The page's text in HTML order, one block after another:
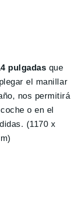
pulgadas que
el manillar
nos permitirá
o en el
(1170 x